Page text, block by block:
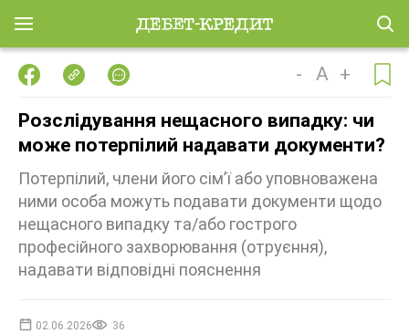
- A +
Розслідування нещасного випадку: чи
може потерпілий надавати документи?
Потерпілий, члени його сім’ї або уповноважена
ними особа можуть подавати документи щодо
нещасного випадку та/або гострого
професійного захворювання (отруєння),
надавати відповідні пояснення
02.06.2026 36